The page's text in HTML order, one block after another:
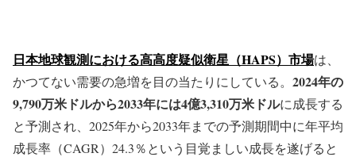
日本地球観測における高高度疑似衛星（HAPS）市場は、
かつてない需要の急増を目の当たりにしている。 2024年の
9,790万米ドルから2033年には4億3,310万米ドルに成長する
と予測され、2025年から2033年までの予測期間中に年平均
成長率（CAGR）24.3％という目覚ましい成長を遂げると